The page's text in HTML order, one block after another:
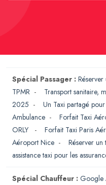
Spécial Passager : Réserver
TPMR - Transport sanitaire,
2025 - Un Taxi partagé
Ambulance - Forfait Taxi
ORLY
- Forfait Taxi Paris
Aéroport Nice - Réserver
assistance taxi pour les
Spécial Chauffeur : Google